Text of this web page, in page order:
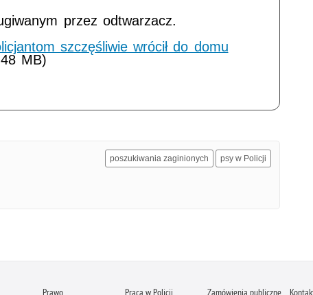
przez odtwarzacz.
szczęśliwie wrócił do domu
MB)
poszukiwania zaginionych psy w Policji
Prawo Praca w Policji Zamówienia publiczne